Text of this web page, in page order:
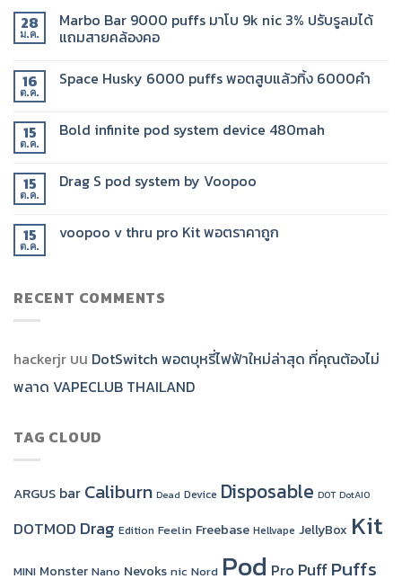
28
ม.ค.
Marbo Bar 9000 puffs มาโบ 9k nic 3% ปรับรูลมได้
แถมสายคล้องคอ
16
ต.ค.
Space Husky 6000 puffs พอตสูบแล้วทิ้ง 6000คำ
15
ต.ค.
Bold infinite pod system device 480mah
15
ต.ค.
Drag​ S pod system by Voopoo​
15
ต.ค.
voopoo v thru pro Kit พอตราคาถูก
RECENT COMMENTS
hackerjr บน DotSwitch พอตบุหรี่ไฟฟ้าใหม่ล่าสุด ที่คุณต้องไม่
พลาด VAPECLUB THAILAND
TAG CLOUD
ARGUS bar Caliburn Dead Device Disposable DOT DotAIO
DOTMOD Drag Edition Feelin Freebase Hellvape JellyBox Kit
MINI Monster Nano Nevoks nic Nord Pod Pro PuffPuffs